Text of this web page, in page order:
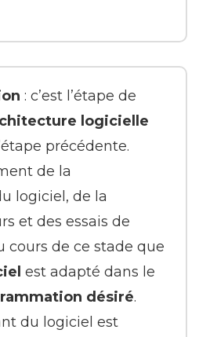
: c’est l’étape de
logicielle
précédente.
de la
logiciel, de la
et des essais de
cours de ce stade que
est adapté dans le
désiré.
du logiciel est